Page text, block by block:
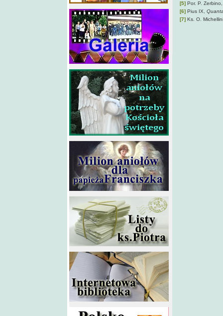
[5] Por. P.
[6] Pius IX,
[7] Ks. O.